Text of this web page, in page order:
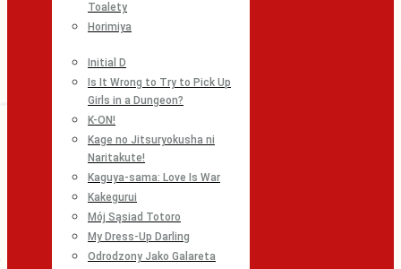
Toalety
Horimiya
Initial D
Is It Wrong to Try to Pick Up
Girls in a Dungeon?
K-ON!
Kage no Jitsuryokusha ni
Naritakute!
Kaguya-sama: Love Is War
Kakegurui
Mój Sąsiad Totoro
My Dress-Up Darling
Odrodzony Jako Galareta